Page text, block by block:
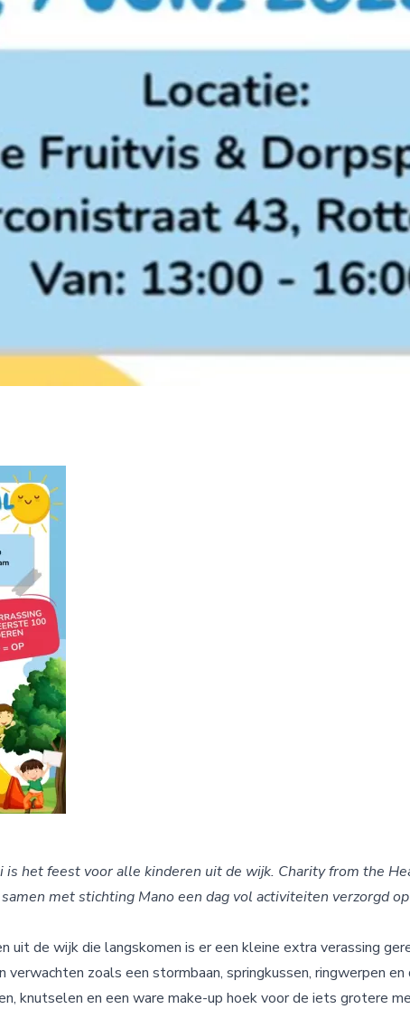
is het feest voor alle kinderen uit de wijk. Charity from the
met stichting Mano een dag vol activiteiten verzorgd
uit de wijk die langskomen is er een kleine extra verassing
zoals een stormbaan, springkussen, ringwerpen
knutselen en een ware make-up hoek voor de iets grotere